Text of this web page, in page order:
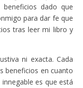
dado que
para dar fe que
tras leer mi libro y
ni exacta. Cada
beneficios en cuanto
es que está